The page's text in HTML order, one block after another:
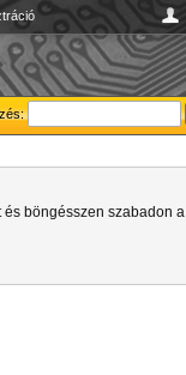
böngésszen szabadon a